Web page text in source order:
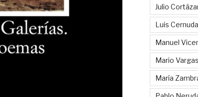
Julio
Luis Cernuda
Manuel
Mario
María